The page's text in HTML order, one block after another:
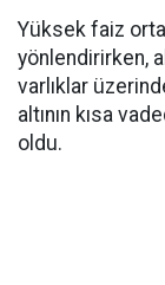
Yüksek faiz
yönlendirirken,
varlıklar
altının kısa
oldu.